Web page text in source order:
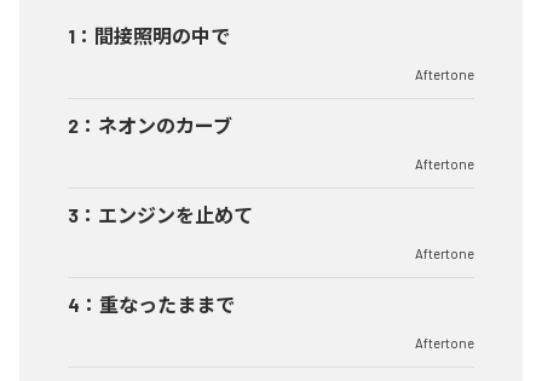
1 ： 間接照明の中で
Aftertone
2 ： ネオンのカーブ
Aftertone
3 ： エンジンを止めて
Aftertone
4 ： 重なったままで
Aftertone